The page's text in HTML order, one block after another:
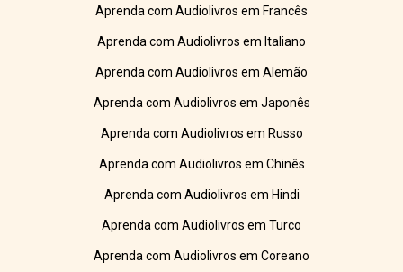
Aprenda com Audiolivros em Francês
Aprenda com Audiolivros em Italiano
Aprenda com Audiolivros em Alemão
Aprenda com Audiolivros em Japonês
Aprenda com Audiolivros em Russo
Aprenda com Audiolivros em Chinês
Aprenda com Audiolivros em Hindi
Aprenda com Audiolivros em Turco
Aprenda com Audiolivros em Coreano